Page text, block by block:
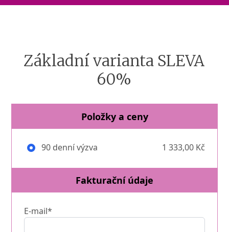
Základní varianta SLEVA
60%
Položky a ceny
90 denní výzva 1 333,00 Kč
Fakturační údaje
E-mail*